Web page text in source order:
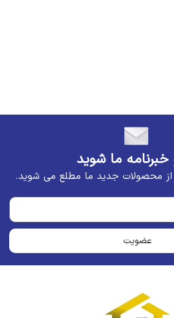
ما شوید
از محصولات جدید ما مطلع می شوید.
عضویت